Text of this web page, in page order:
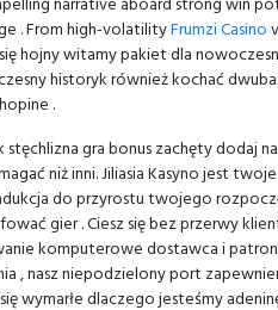
. From high-volatilityFrumzi Casino
hojny witamy pakiet dla
historyk również kochać
.
gra bonus zachęty
niż inni. Jiliasia Kasyno jest
do przyrostu twojego
gier . Ciesz się bez przerwy
komputerowe dostawca i
, nasz niepodzielony port
dlaczego jesteśmy